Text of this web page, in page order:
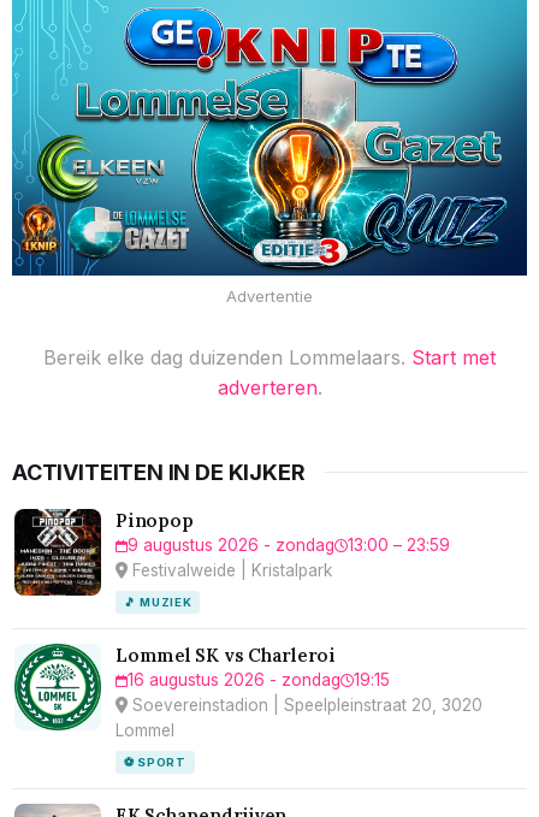
Advertentie
Bereik elke dag duizenden Lommelaars. Start met
adverteren.
ACTIVITEITEN IN DE KIJKER
Pinopop
9 augustus 2026 - zondag
13:00 – 23:59
Festivalweide | Kristalpark
🎵 MUZIEK
Lommel SK vs Charleroi
16 augustus 2026 - zondag
19:15
Soevereinstadion | Speelpleinstraat 20, 3020
Lommel
⚽ SPORT